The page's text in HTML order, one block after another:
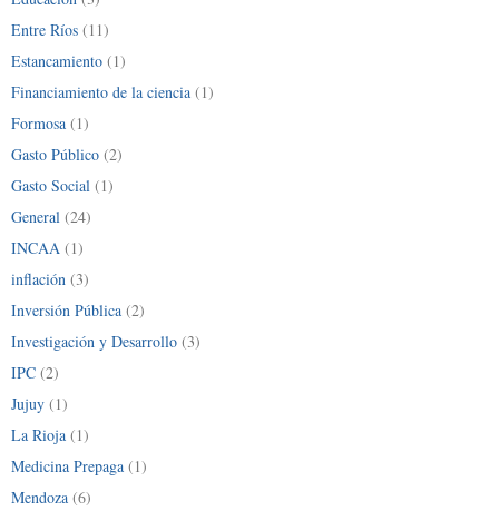
Entre Ríos (11)
Estancamiento (1)
Financiamiento de la ciencia (1)
Formosa (1)
Gasto Público (2)
Gasto Social (1)
General (24)
INCAA (1)
inflación (3)
Inversión Pública (2)
Investigación y Desarrollo (3)
IPC (2)
Jujuy (1)
La Rioja (1)
Medicina Prepaga (1)
Mendoza (6)